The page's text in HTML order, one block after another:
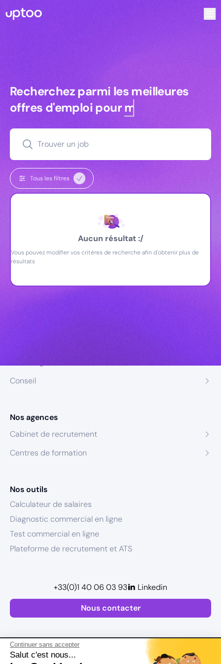
Continuer sans accepter
Salut c'est nous...
Recherchez parmi les meilleures
Recherchez parmi les meilleures
offres d'emploi pourmanagers
Trouver un job
Tous les filtres
Aucun résultat :/
Vous pouvez modifier vos critères de recherche afin d'obtenir plus de
résultats
Conseil
Nos agences
Cabinet de recrutement
Centres de formation
Nos outils
Calculateur de salaires
Diagnostic commercial en ligne
Test commercial en ligne
Plateforme de recrutement et ATS
Nous contacter
+33(0)1 40 06 03 93 Linkedin